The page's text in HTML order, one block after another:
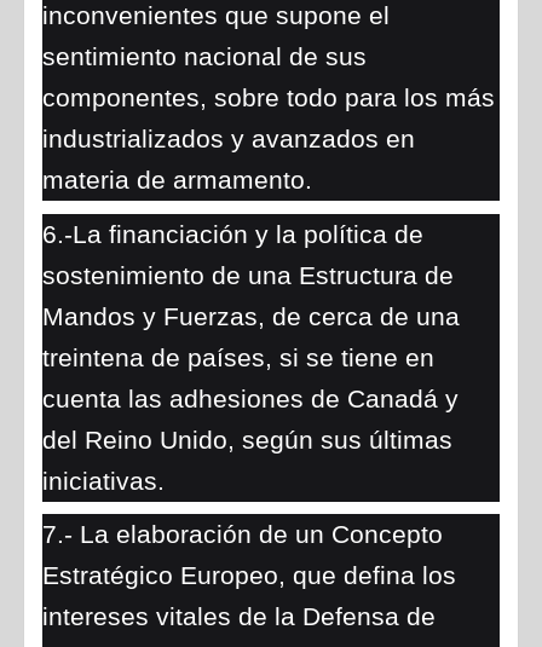
inconvenientes que supone el
sentimiento nacional de sus
componentes, sobre todo para los más
industrializados y avanzados en
materia de armamento.
6.-La financiación y la política de
sostenimiento de una Estructura de
Mandos y Fuerzas, de cerca de una
treintena de países, si se tiene en
cuenta las adhesiones de Canadá y
del Reino Unido, según sus últimas
iniciativas.
7.- La elaboración de un Concepto
Estratégico Europeo, que defina los
intereses vitales de la Defensa de